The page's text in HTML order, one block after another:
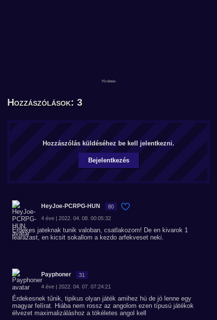
Hozzászólások: 3
Hozzászólás küldéséhez be kell jelentkezni.
Bejelentkezés
HeyJoe-PCRPG-HUN 80
4 éve | 2022. 04. 08. 00:05:32
Erdekes jateknak tunik valoban, csatlakozom! De en kivarok 1
learazast, en kicsit sokallom a kezdo arfekveset neki.
Payphoner 31
4 éve | 2022. 04. 07. 07:24:21
Érdekesnek tűnik, tipikus olyan játék amihez hú de jó lenne egy
magyar felírat. Hiába nem rossz az angolom ezen típusú játékok
élvezet maximalizáláshoz a tökéletes angol kell